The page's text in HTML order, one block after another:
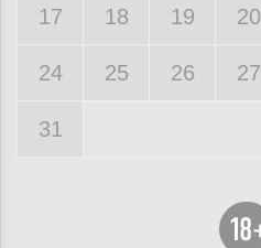
17 18 19 20
24 25 26 27
31